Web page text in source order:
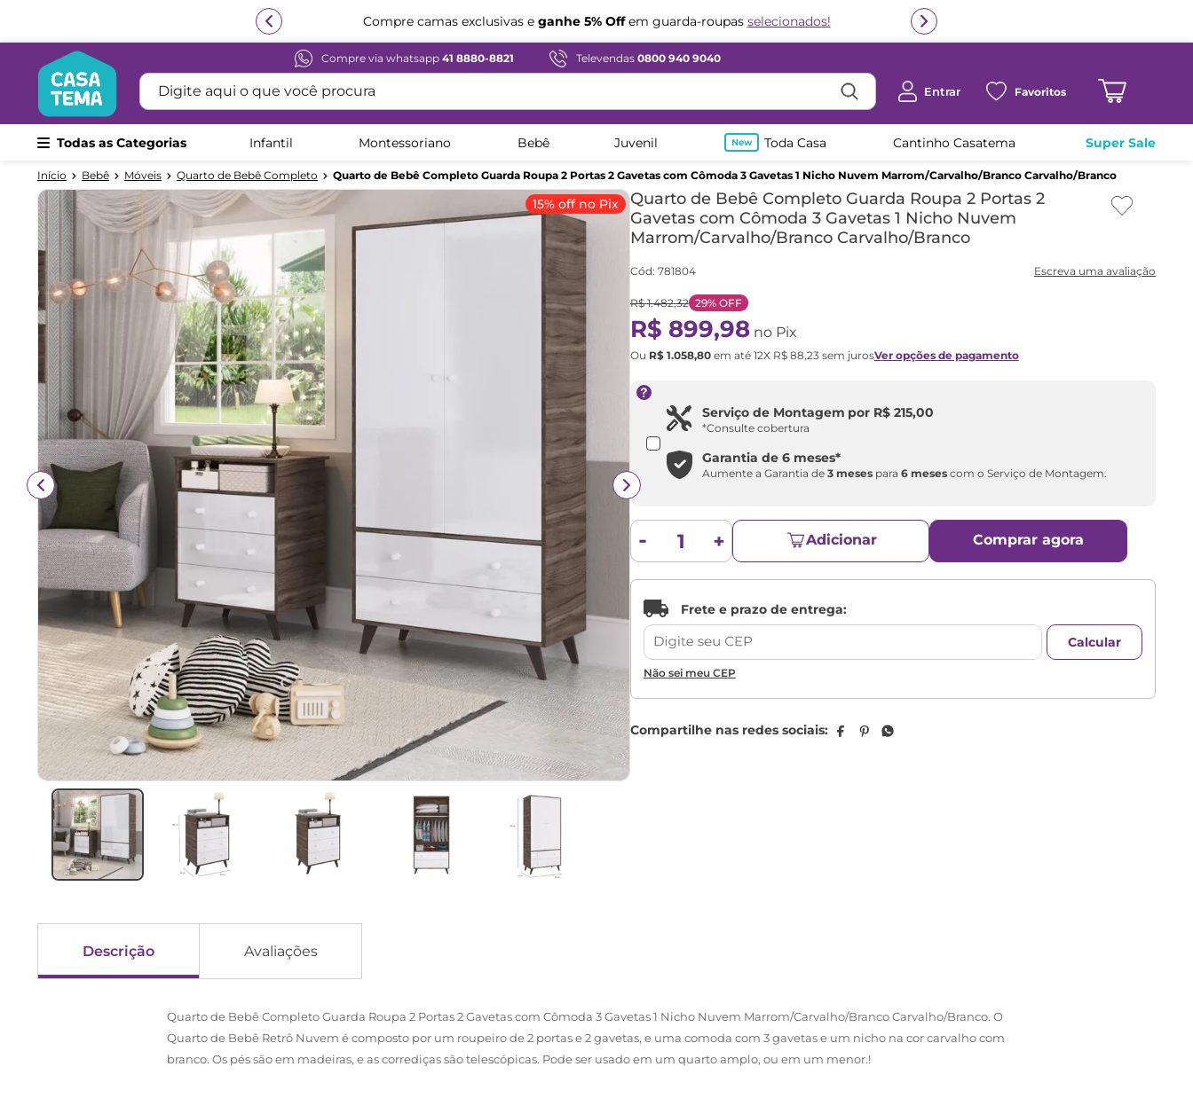
Compre em ate 12x sem juros
Compre via whatsapp 41 8880-8821 Televendas 0800 940 9040
Digite aqui o que você procura
Entrar Favoritos
Todas as Categorias Infantil Montessoriano Bebê Juvenil Toda Casa Cantinho Casatema Super Sale
Bebê Móveis Quarto de Bebê Completo Quarto de Bebê Completo Guarda Roupa 2 Portas 2 Gavetas com Cômoda 3 Gavetas 1 Nicho Nuvem Marrom/Carvalho/Branco Carvalho/Branco
15% off no Pix
Quarto de Bebê Completo Guarda Roupa 2 Portas 2
Gavetas com Cômoda 3 Gavetas 1 Nicho Nuvem
Marrom/Carvalho/Branco Carvalho/Branco
Cód: 781804
R$ 1.482,32 29%OFF
R$ 899,98no Pix
Ou R$ 1.058,80em até 12X R$ 88 23sem jurosVer opções de pagamento
Serviço de Montagem por R$ 215,00
*Consulte cobertura
Garantia de6 meses*
Aumente a Garantia de3 meses para6 meses com o Serviço de Montagem.
Adicionar Comprar agora
Não sei meu CEP
Descrição Avaliações
Quarto de Bebê Completo Guarda Roupa 2 Portas 2 Gavetas com Cômoda 3 Gavetas 1 Nicho Nuvem Marrom/Carvalho/Branco Carvalho/Branco. O
Quarto de Bebê Retrô Nuvem é composto por um roupeiro de 2 portas e 2 gavetas, e uma comoda com 3 gavetas e um nicho na cor carvalho com
branco. Os pés são em madeiras, e as corrediças são telescópicas. Pode ser usado em um quarto amplo, ou em um menor.!
Termos mais buscados
beliche
guarda roupa
bicama
aria
escrivaninha
treliche
cama infantil
petit
cômoda
berço